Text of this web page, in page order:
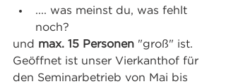
.... was meinst du, was fehlt
noch?
und max. 15 Personen "groß" ist.
Geöffnet ist unser Vierkanthof für
den Seminarbetrieb von Mai bis